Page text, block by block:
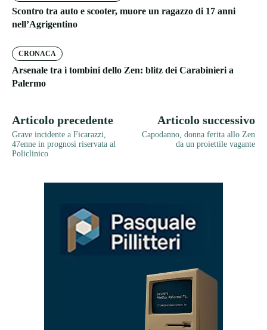
Scontro tra auto e scooter, muore un ragazzo di 17 anni
nell’Agrigentino
CRONACA
Arsenale tra i tombini dello Zen: blitz dei Carabinieri a
Palermo
Articolo precedente
Grave incidente a Ficarazzi,
47enne in prognosi riservata al
Policlinico
Articolo successivo
Capodanno, donna ferita allo Zen
da un proiettile vagante